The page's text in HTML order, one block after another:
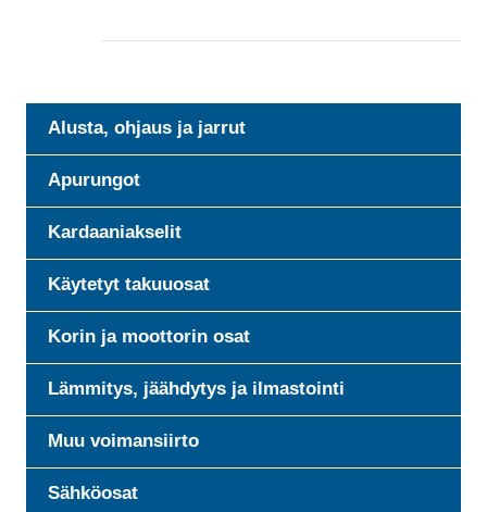
Alusta, ohjaus ja jarrut
Apurungot
Kardaaniakselit
Käytetyt takuuosat
Korin ja moottorin osat
Lämmitys, jäähdytys ja ilmastointi
Muu voimansiirto
Sähköosat